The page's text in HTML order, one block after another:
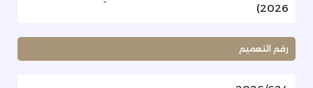
2026)
رقم التعميم